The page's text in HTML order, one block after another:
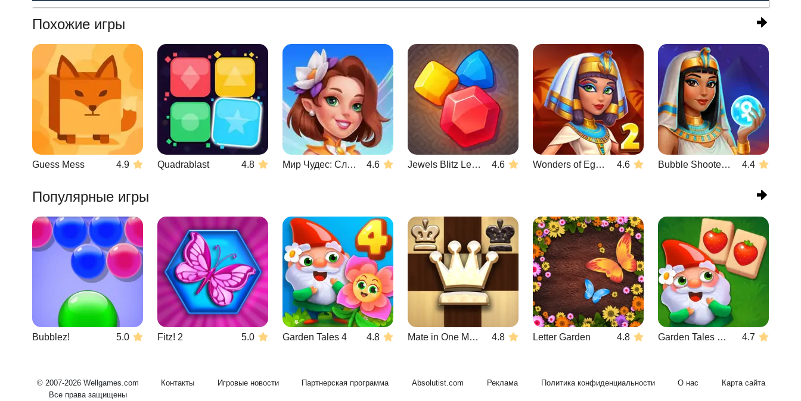
Похожие игры
Guess Mess 4.9 Quadrablast 4.8 Мир Чудес: Слияние и Магия 4.6 Jewels Blitz Legends 4.6 Wonders of Egypt Match 2 4.6 Bubble Shooter Wonders of Egypt 4.4
Популярные игры
Bubblez! 5.0 Fitz! 2 5.0 Garden Tales 4 4.8 Mate in One Move 4.8 Letter Garden 4.8 Garden Tales Mahjong 4.7
© 2007-2026 Wellgames.com
Все права защищены
Контакты Игровые новости Партнерская программа Absolutist.com Реклама Политика конфиденциальности О нас Карта сайта